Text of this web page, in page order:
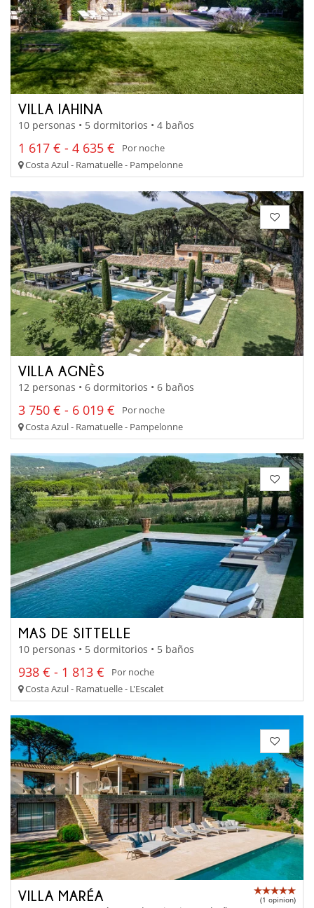
VILLA IAHINA
10 personas • 5 dormitorios • 4 baños
1 617 € - 4 635 €
Por noche
Costa Azul - Ramatuelle - Pampelonne
VILLA AGNÈS
12 personas • 6 dormitorios • 6 baños
3 750 € - 6 019 €
Por noche
Costa Azul - Ramatuelle - Pampelonne
MAS DE SITTELLE
10 personas • 5 dormitorios • 5 baños
938 € - 1 813 €
Por noche
Costa Azul - Ramatuelle - L'Escalet
VILLA MARÉA (1 opinion)